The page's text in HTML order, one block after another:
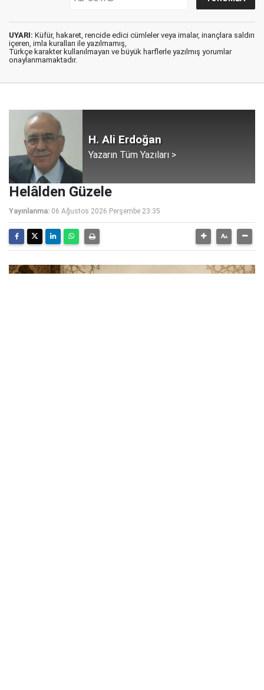
UYARI: Küfür, hakaret, rencide edici cümleler veya imalar, inançlara saldırı
içeren, imla kuralları ile yazılmamış,
Türkçe karakter kullanılmayan ve büyük harflerle yazılmış yorumlar
onaylanmamaktadır.
H. Ali Erdoğan
Yazarın Tüm Yazıları >
Helâlden Güzele
Yayınlanma: 06 Ağustos 2026 Perşembe 23:35